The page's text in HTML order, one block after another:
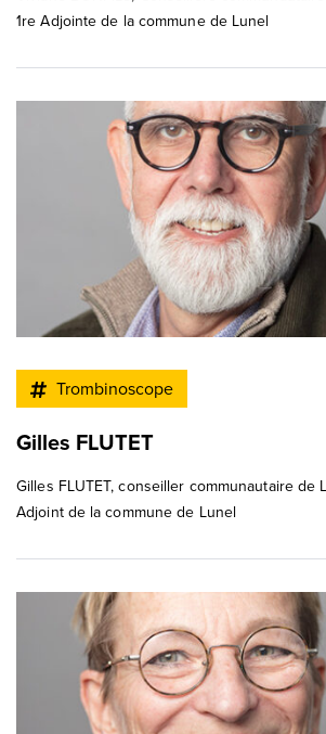
1re Adjointe de la commune de Lunel
Trombinoscope
Gilles FLUTET
Gilles FLUTET, conseiller communautaire de
Adjoint de la commune de Lunel